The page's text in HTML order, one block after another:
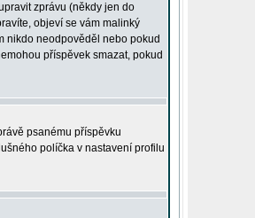
zprávu (někdy jen do
objeví se vám malinký
nikdo neodpověděl nebo pokud
příspěvek smazat, pokud
psanému příspěvku
políčka v nastavení profilu